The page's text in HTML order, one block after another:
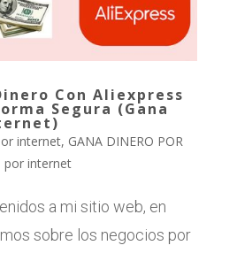
Con Aliexpress
Segura (Gana
internet, GANA DINERO POR
por internet
a mi sitio web, en
sobre los negocios por